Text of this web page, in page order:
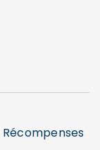
Récompenses